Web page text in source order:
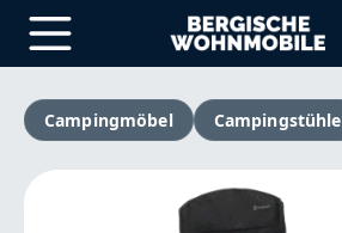
Zum Hauptinhalt springen
Campingmöbel
Campingstühle
Bildergalerie überspringen